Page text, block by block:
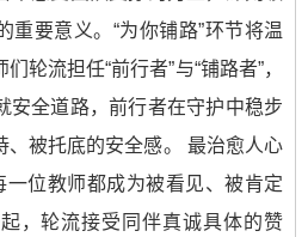
重要意义。“为你铺路”环节将温
轮流担任“前行者”与“铺路者”，
安全道路，前行者在守护中稳步
、被托底的安全感。 最治愈人心
一位教师都成为被看见、被肯定
，轮流接受同伴真诚具体的赞